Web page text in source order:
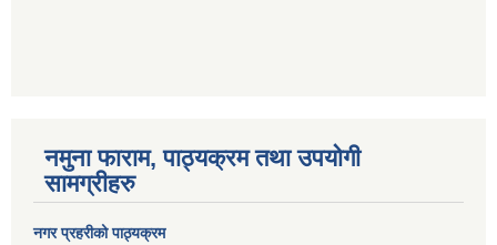
नमुना फाराम, पाठ्यक्रम तथा उपयोगी
सामग्रीहरु
नगर प्रहरीको पाठ्यक्रम